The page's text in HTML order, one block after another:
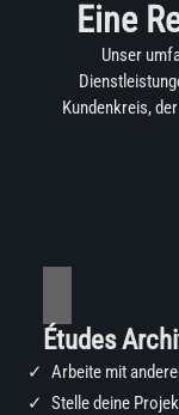
Eine
Unser
Kundenkreis,
Études
Arbeite mit
Stelle deine